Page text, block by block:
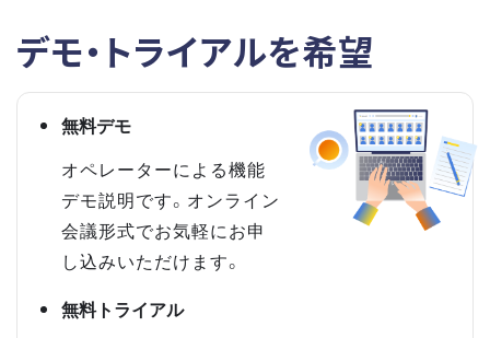
デモ・トライアルを希望
無料デモ
オペレーターによる機能
デモ説明です。オンライン
会議形式でお気軽にお申
し込みいただけます。
無料トライアル